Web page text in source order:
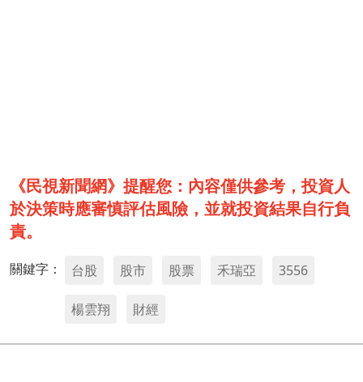
《民視新聞網》提醒您：內容僅供參考，投資人
於決策時應審慎評估風險，並就投資結果自行負
責。
關鍵字： 台股 股市 股票 禾瑞亞 3556
楊雲翔 財經